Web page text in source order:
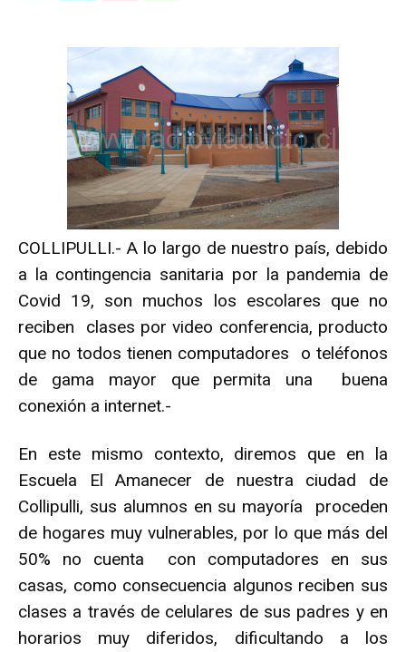
COLLIPULLI.- A lo largo de nuestro país, debido
a la contingencia sanitaria por la pandemia de
Covid 19, son muchos los escolares que no
reciben clases por video conferencia, producto
que no todos tienen computadores o teléfonos
de gama mayor que permita una buena
conexión a internet.-
En este mismo contexto, diremos que en la
Escuela El Amanecer de nuestra ciudad de
Collipulli, sus alumnos en su mayoría proceden
de hogares muy vulnerables, por lo que más del
50% no cuenta con computadores en sus
casas, como consecuencia algunos reciben sus
clases a través de celulares de sus padres y en
horarios muy diferidos, dificultando a los